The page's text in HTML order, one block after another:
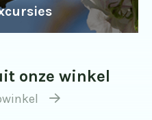
onze winkel